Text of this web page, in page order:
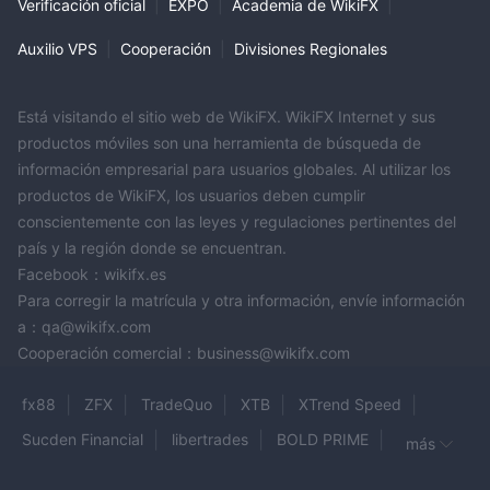
lunes a viernes, aunque estos horarios pueden variar según el
SuperForexofrece varias opciones de contacto con el cliente:
· Teléfono – +442045771579
· Soporte de correo electrónico@ SuperForex .com
cada página web
· Redes Sociales – incluyendo Whatsapp, Twitter y Facebook
PAÍSES ACEPTADOS
SuperForexacepta comerciantes de Australia, Tailandia,
Canadá, Reino Unido, Sudáfrica, Singapur, Hong Kong, India,
Árabes Unidos, Arabia Saudita, Kuwait, Luxemburgo, Qatar y la
mayoría de los demás países .
Verificación oficial EXPO Academia de WikiFX
Auxilio VPS Cooperación Divisiones Regionales
Está visitando el sitio web de WikiFX. WikiFX Internet y sus
productos móviles son una herramienta de búsqueda de
información empresarial para usuarios globales. Al utilizar los
productos de WikiFX, los usuarios deben cumplir
conscientemente con las leyes y regulaciones pertinentes del
país y la región donde se encuentran.
Facebook：wikifx.es
Para corregir la matrícula y otra información, envíe información
a：qa@wikifx.com
Cooperación comercial：business@wikifx.com
fx88 ZFX TradeQuo XTB
XTrend Speed
Sucden Financial
libertrades
BOLD PRIME
más